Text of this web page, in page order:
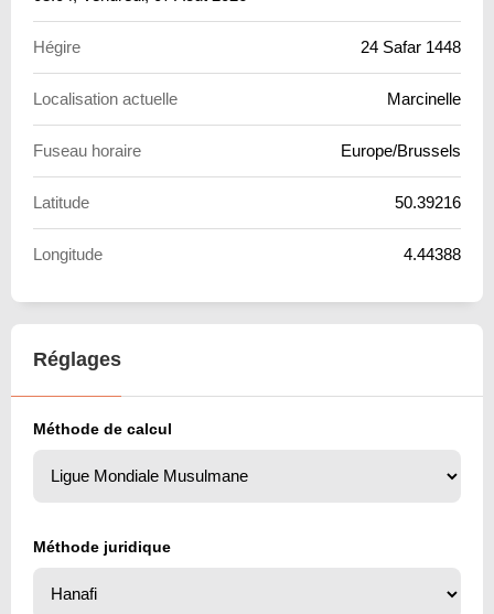
Hégire 24 Safar 1448
Localisation actuelle Marcinelle
Fuseau horaire Europe/Brussels
Latitude 50.39216
Longitude 4.44388
Réglages
Méthode de calcul
Méthode juridique